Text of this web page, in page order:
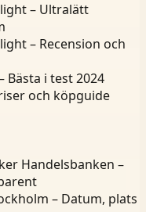
– Ultralätt
– Recension och
Bästa i test 2024
och köpguide
Handelsbanken –
– Datum, plats